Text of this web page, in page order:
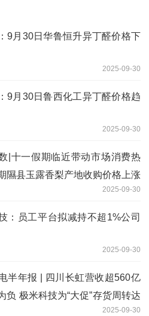
9月30日华鲁恒升异丁醛价格下
2025-09-30
9月30日鲁西化工异丁醛价格趋
2025-09-30
|十一假期临近带动市场消费热
隰县玉露香梨产地收购价格上涨
2025-09-30
：员工平台拟减持不超1%公司
2025-09-30
半年报 | 四川长虹营收超560亿
负 极米科技为“大促”存货周转达
2025-09-30